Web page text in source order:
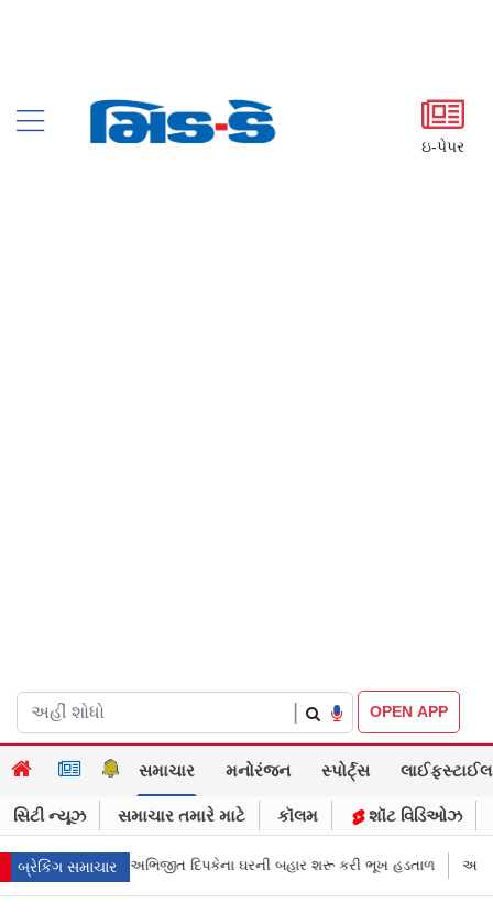
ઇ-પેપર
OPEN APP
સમાચાર મનોરંજન સ્પોર્ટ્સ લાઈફસ્ટાઈલ
સિટી ન્યૂઝ સમાચાર તમારે માટે કૉલમ શૉટ વિડિઓઝ
બ્રેકિંગ સમાચાર
બહાર શરૂ કરી ભૂખ હડતાળ અભિજીત દિપકેએ CJPની નવી નીતિ જાહેર કરી,